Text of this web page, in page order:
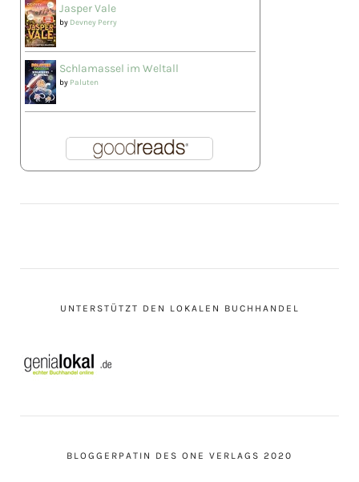
Jasper Vale
by Devney Perry
Schlamassel im Weltall
by Paluten
UNTERSTÜTZT DEN LOKALEN BUCHHANDEL
BLOGGERPATIN DES ONE VERLAGS 2020